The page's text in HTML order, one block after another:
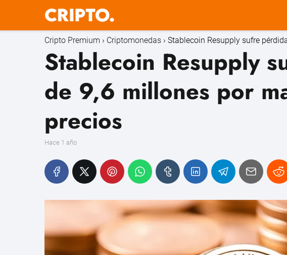
Cripto Premium Criptomonedas Stablecoin Resupply sufre
Stablecoin Resupply
de 9,6 millones por
precios
hace 1 año